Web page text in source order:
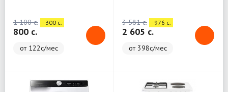
1 100 c. - 300 c.
800 c.
от 122с/мес
3 581 c. - 976 c.
2 605 c.
от 398с/мес